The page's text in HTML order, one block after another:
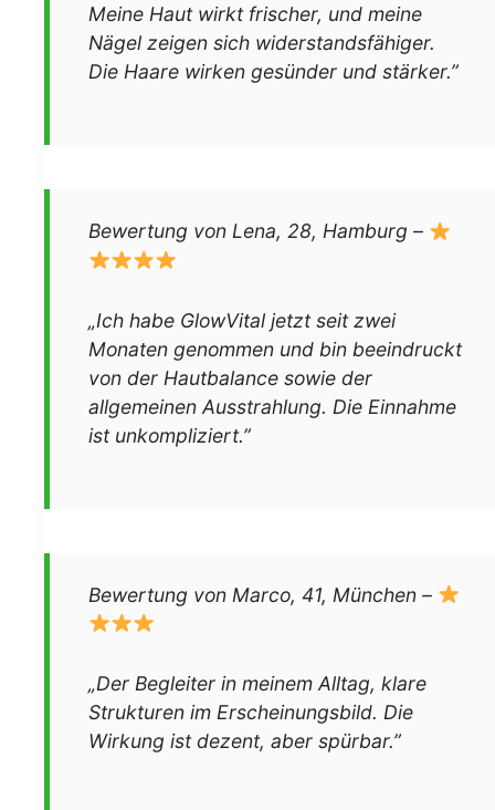
Meine Haut wirkt frischer, und meine
Nägel zeigen sich widerstandsfähiger.
Die Haare wirken gesünder und stärker.”
Bewertung von Lena, 28, Hamburg –
„Ich habe GlowVital jetzt seit zwei
Monaten genommen und bin beeindruckt
von der Hautbalance sowie der
allgemeinen Ausstrahlung. Die Einnahme
ist unkompliziert.”
Bewertung von Marco, 41, München –
„Der Begleiter in meinem Alltag, klare
Strukturen im Erscheinungsbild. Die
Wirkung ist dezent, aber spürbar.”